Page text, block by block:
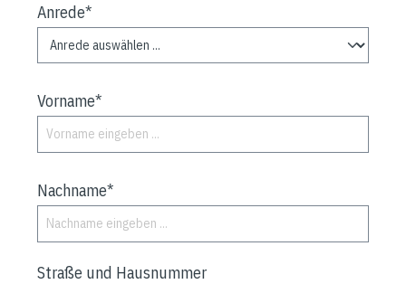
Anrede*
Vorname*
Nachname*
Straße und Hausnummer